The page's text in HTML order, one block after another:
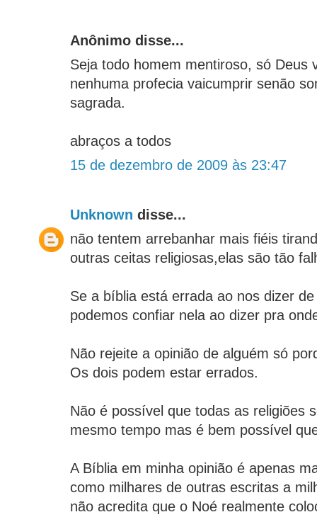
Anônimo disse...
Seja todo homem mentiroso, só Deus
nenhuma profecia vaicumprir senão
sagrada.
abraços a todos
15 de dezembro de 2009 às 23:47
Unknown disse...
não tentem arrebanhar mais fiéis
outras ceitas religiosas,elas são tão
Se a bíblia está errada ao nos dizer
podemos confiar nela ao dizer pra
Não rejeite a opinião de alguém só
Os dois podem estar errados.
Não é possível que todas as religiões
mesmo tempo mas é bem possível
A Bíblia em minha opinião é apenas
como milhares de outras escritas a
não acredita que o Noé realmente